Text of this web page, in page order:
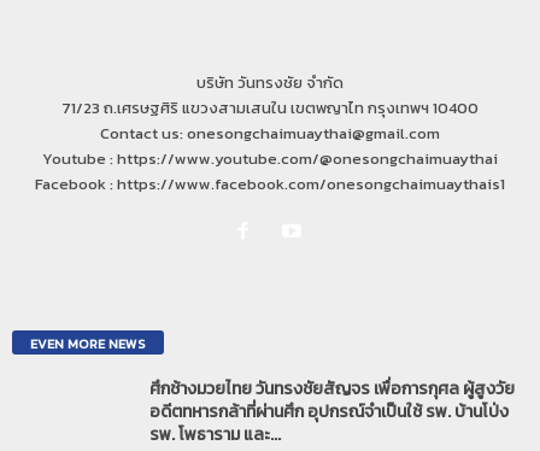
บริษัท วันทรงชัย จำกัด
71/23 ถ.เศรษฐศิริ แขวงสามเสนใน เขตพญาไท กรุงเทพฯ 10400
Contact us: onesongchaimuaythai@gmail.com
Youtube : https://www.youtube.com/@onesongchaimuaythai
Facebook : https://www.facebook.com/onesongchaimuaythais1
EVEN MORE NEWS
ศึกช้างมวยไทย วันทรงชัยสัญจร เพื่อการกุศล ผู้สูงวัย
อดีตทหารกล้าที่ผ่านศึก อุปกรณ์จำเป็นใช้ รพ. บ้านโป่ง
รพ. โพธาราม และ...